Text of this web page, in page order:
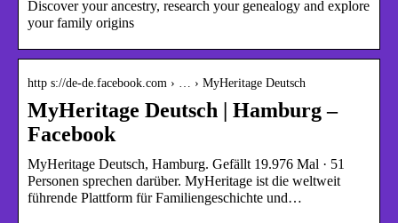
Discover your ancestry, research your genealogy and explore
your family origins
http s://de-de.facebook.com › … › MyHeritage Deutsch
MyHeritage Deutsch | Hamburg –
Facebook
MyHeritage Deutsch, Hamburg. Gefällt 19.976 Mal · 51
Personen sprechen darüber. MyHeritage ist die weltweit
führende Plattform für Familiengeschichte und…